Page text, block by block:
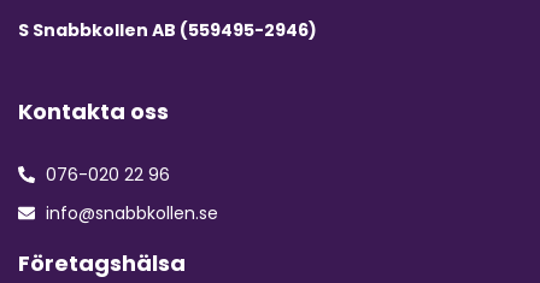
S Snabbkollen AB (559495-2946)
Kontakta oss
076-020 22 96
info@snabbkollen.se
Företagshälsa